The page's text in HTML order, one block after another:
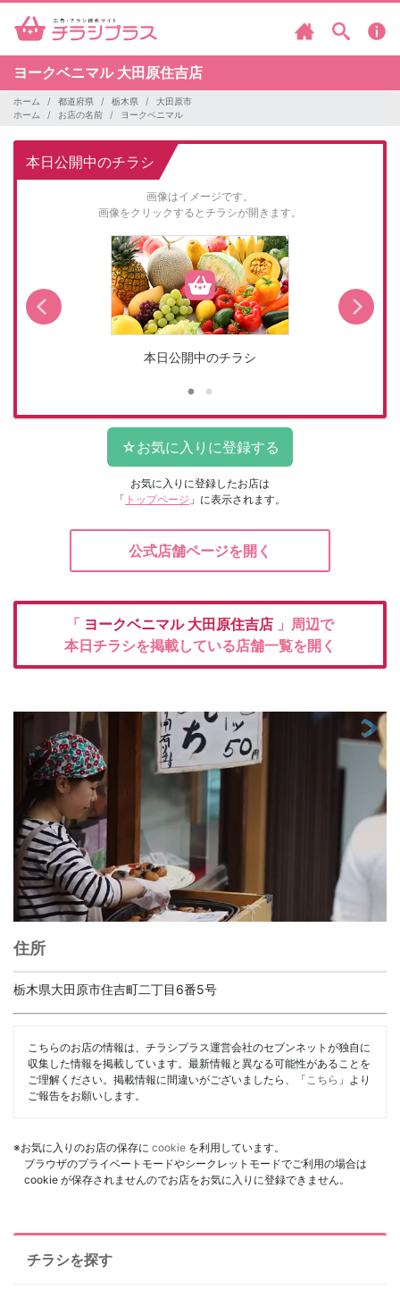
ヨークベニマル 大田原住吉店
ホーム 都道府県 栃木県
大田原市
ホーム
お店の名前 ヨークベニマル
本日公開中のチラシ
画像はイメージです。
画像をクリックするとチラシが開きます。
本日公開中のチラシ
お気に入りに登録したお店は
「 トップページ 」に表示されます。
公式店舗ページを開く
「 ヨークベニマル 大田原住吉店 」周辺で
本日チラシを掲載している店舗一覧を開く
住所
栃木県大田原市住吉町二丁目6番5号
こちらのお店の情報は、チラシプラス運営会社のセブンネットが独自に
収集した情報を掲載しています。最新情報と異なる可能性があることを
ご理解ください。掲載情報に間違いがございましたら、「 こちら 」より
ご報告をお願いします。
※お気に入りのお店の保存に cookie を利用しています。
ブラウザのプライベートモードやシークレットモードでご利用の場合は
cookie が保存されませんのでお店をお気に入りに登録できません。
チラシを探す